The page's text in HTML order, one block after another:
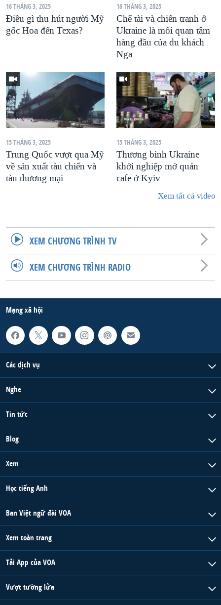
16 THÁNG 3, 2025
Điều gì thu hút người Mỹ
gốc Hoa đến Texas?
16 THÁNG 3, 2025
Chế tài và chiến tranh ở
Ukraine là mối quan tâm
hàng đầu của du khách
Nga
15 THÁNG 3, 2025
Trung Quốc vượt qua Mỹ
về sản xuất tàu chiến và
tàu thương mại
15 THÁNG 3, 2025
Thương binh Ukraine
khởi nghiệp mở quán
cafe ở Kyiv
Xem tất cả video
XEM CHƯƠNG TRÌNH TV
XEM CHƯƠNG TRÌNH RADIO
Mạng xã hội
Các dịch vụ
Nghe
Tin tức
Blog
Xem
Học tiếng Anh
Ban Việt ngữ đài VOA
Xem toàn trang
Tải App của VOA
Vượt tường lửa